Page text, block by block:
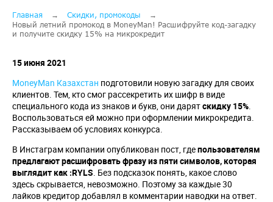
Строка
навигации
Главная
Скидки, промокоды
Новый летний промокод в MoneyMan! Расшифруйте код-загадку
и получите скидку 15% на микрокредит
15 июня 2021
MoneyMan Казахстан подготовили новую загадку для своих
клиентов. Тем, кто смог рассекретить их шифр в виде
специального кода из знаков и букв, они дарятскидку 15%.
Воспользоваться ей можно при оформлении микрокредита.
Рассказываем об условиях конкурса.
В Инстаграм компании опубликован пост, гдепользователям
предлагают расшифровать фразу из пяти символов, которая
выглядит как :RYLS. Без подсказок понять, какое слово
здесь скрывается, невозможно. Поэтому за каждые 30
лайков кредитор добавлял в комментарии наводки на ответ.